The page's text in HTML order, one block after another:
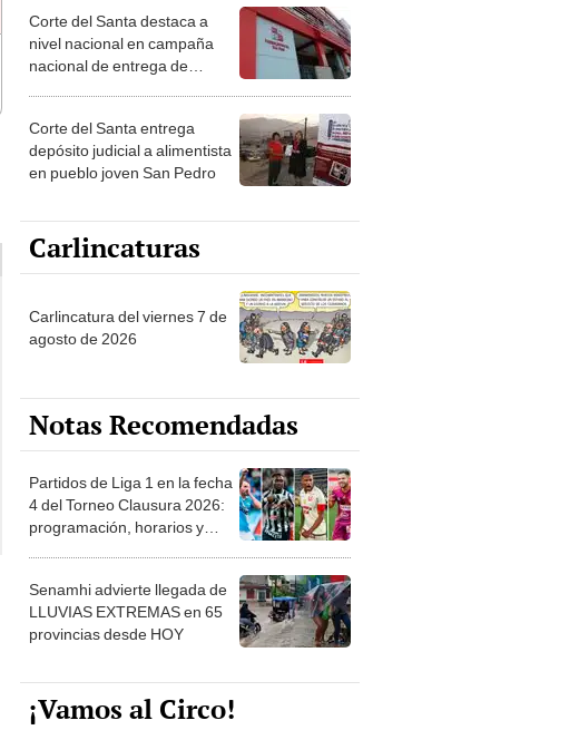
Corte del Santa destaca a
nivel nacional en campaña
nacional de entrega de
Corte del Santa entrega
depósito judicial a alimentista
en pueblo joven San Pedro
Carlincaturas
Carlincatura del viernes 7 de
agosto de 2026
Notas Recomendadas
Partidos de Liga 1 en la fecha
4 del Torneo Clausura 2026:
programación, horarios y
Senamhi advierte llegada de
LLUVIAS EXTREMAS en 65
provincias desde HOY
¡Vamos al Circo!